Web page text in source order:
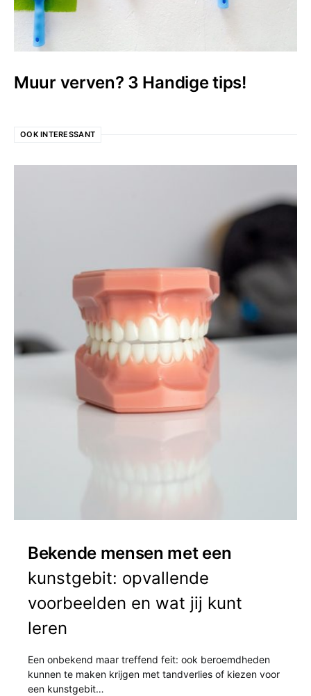
Muur verven? 3 Handige tips!
OOK INTERESSANT
Bekende mensen met een
kunstgebit: opvallende
voorbeelden en wat jij kunt
leren
Een onbekend maar treffend feit: ook beroemdheden
kunnen te maken krijgen met tandverlies of kiezen voor
een kunstgebit…